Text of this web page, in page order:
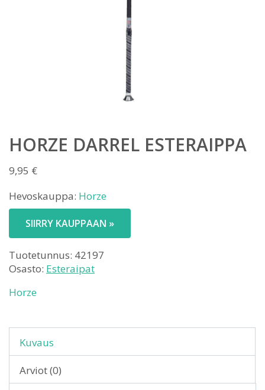
HORZE DARREL ESTERAIPPA
9,95 €
Hevoskauppa: Horze
SIIRRY KAUPPAAN »
Tuotetunnus: 42197
Osasto: Esteraipat
Horze
Kuvaus
Arviot (0)